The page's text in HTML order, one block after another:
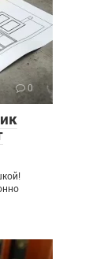
0